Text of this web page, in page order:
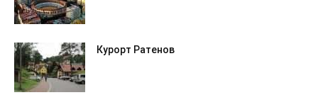
Курорт Ратенов